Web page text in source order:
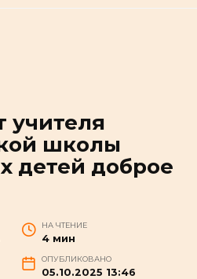
учителя
школы
детей доброе
НА ЧТЕНИЕ
4 мин
ОПУБЛИКОВАНО
05.10.2025 13:46